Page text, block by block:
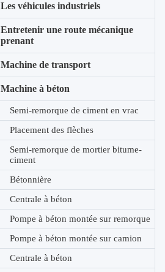
Les véhicules industriels
Entretenir une route mécanique
prenant
Machine de transport
Machine à béton
Semi-remorque de ciment en vrac
Placement des flèches
Semi-remorque de mortier bitume-
ciment
Bétonnière
Centrale à béton
Pompe à béton montée sur remorque
Pompe à béton montée sur camion
Centrale à béton